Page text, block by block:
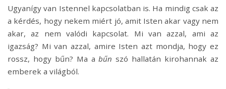
Ugyanígy van Istennel kapcsolatban is. Ha mindig csak az
a kérdés, hogy nekem miért jó, amit Isten akar vagy nem
akar, az nem valódi kapcsolat. Mi van azzal, ami az
igazság? Mi van azzal, amire Isten azt mondja, hogy ez
rossz, hogy bűn? Ma abűn szó hallatán kirohannak az
emberek a világból.